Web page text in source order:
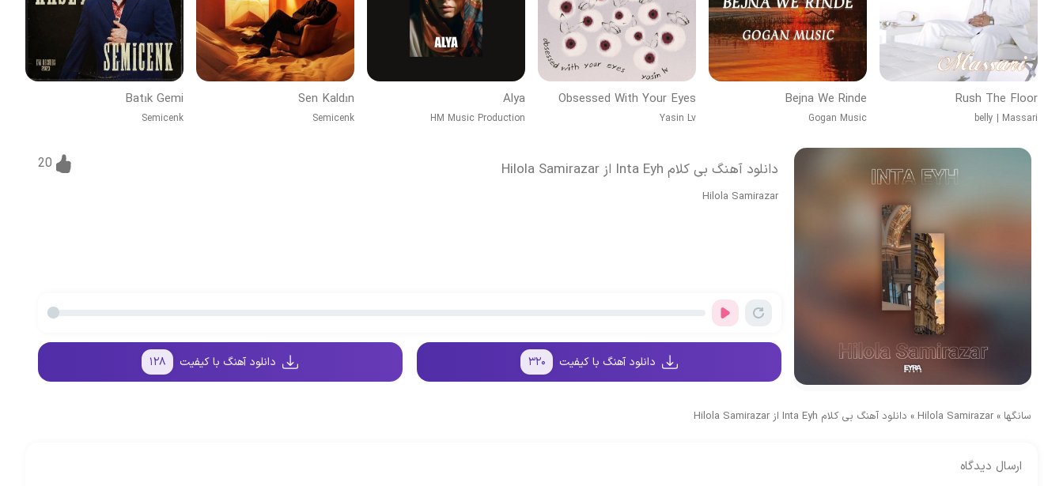
Rush The Floor
belly | Massari
Bejna We Rinde
Gogan Music
Obsessed With Your Eyes
Yasin Lv
Alya
HM Music Production
Sen Kaldın
Semicenk
Batık Gemi
Semicenk
دانلود آهنگ بی کلام Inta Eyh از Hilola Samirazar
Hilola Samirazar
20
دانلود آهنگ با کیفیت ۳۲۰ دانلود آهنگ با کیفیت ۱۲۸
سانگها »
Hilola Samirazar
» دانلود آهنگ بی کلام Inta Eyh از Hilola Samirazar
ارسال دیدگاه